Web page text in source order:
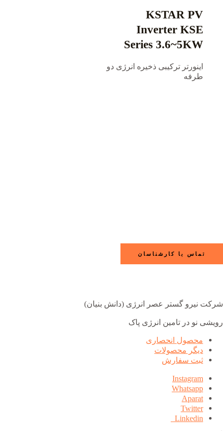
KSTAR PV
Inverter KSE
Series 3.6~5KW
اینورتر ترکیبی ذخیره انرژی دو
طرفه
تماس با کارشناسان
شرکت نیرو گستر عصر انرژی (دانش بنیان)
رویشی نو در تامین انرژی پاک
محصول انحصاری
دیگر محصولات
ثبت سفارش
Instagram
Whatsapp
Aparat
Twitter
Linkedin